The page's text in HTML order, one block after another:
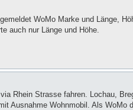
WoMo Marke und Länge,
auch nur Länge und Höhe.
Rhein Strasse fahren. Lochau,
Ausnahme Wohnmobil. Als WoMo